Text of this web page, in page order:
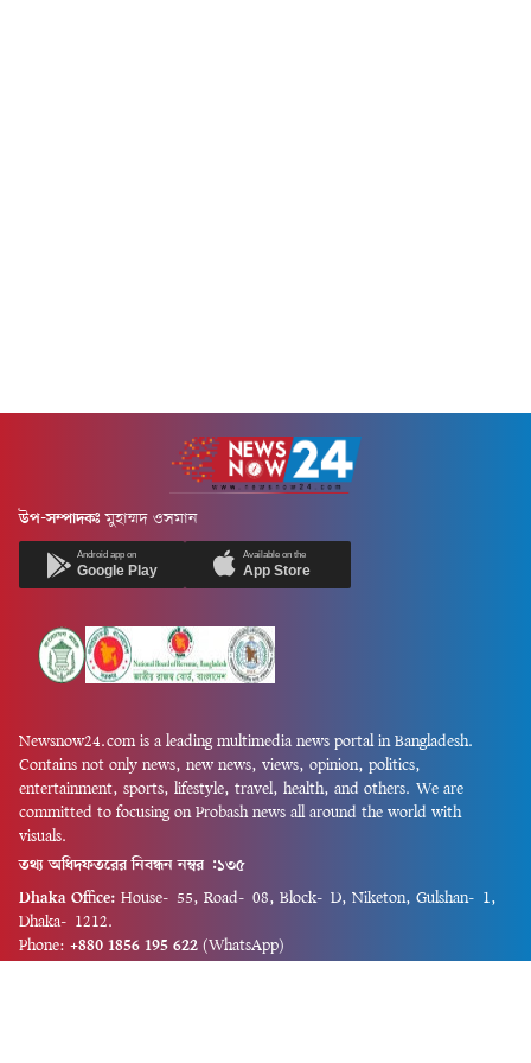
উপ-সম্পাদকঃ মুহাম্মদ ওসমান
Android app on
Google Play
Available on the
App Store
Newsnow24.com is a leading multimedia news portal in Bangladesh.
Contains not only news, new news, views, opinion, politics,
entertainment, sports, lifestyle, travel, health, and others. We are
committed to focusing on Probash news all around the world with
visuals.
তথ্য অধিদফতরের নিবন্ধন নম্বর :১৩৫
Dhaka Office: House-55, Road-08, Block-D, Niketon, Gulshan-1,
Dhaka-1212.
Phone: +880 1856 195 622 (WhatsApp)